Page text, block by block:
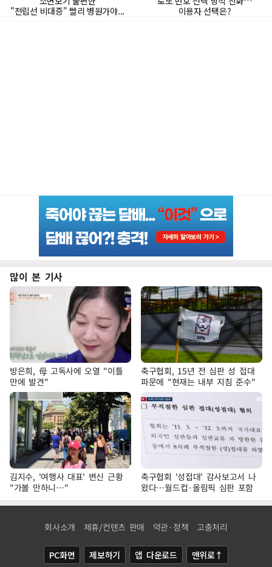
많이 본 기사
방은희, 母 고독사에 오열 "이틀
만에 발견"
축구협회, 15년 전 심판 성 접대
파문에 "현재는 내부 지침 준수"
김지수, '여행사 대표' 변신 근황
"가볼 만하니…"
축구협회 '성접대' 감사보고서 나
왔다…월드컵·올림픽 심판 포함
회사소개 제휴/컨텐츠 판매 약관·정책 고충처리
PC화면 제보하기 앱 다운로드 맨위로↑